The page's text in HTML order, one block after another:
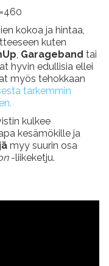
kokoa ja hintaa,
kuten
, Garageband tai
hyvin edullisia ellei
myös tehokkaan
tarkemmin
kulkee
kesämökille ja
myy suurin osa
-liikeketju.